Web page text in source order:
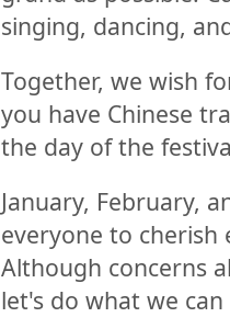
singing, dancing,
Together, we wish
you have Chinese
the day of the
January, February,
everyone to
Although concerns
let's do what we